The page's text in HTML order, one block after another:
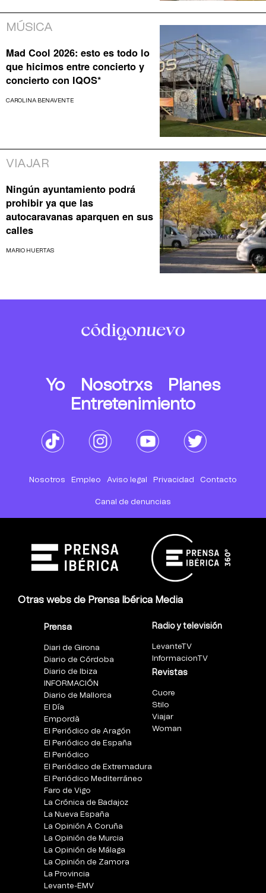
MÚSICA
Mad Cool 2026: esto es todo lo
que hicimos entre concierto y
concierto con IQOS*
CAROLINA BENAVENTE
VIAJAR
Ningún ayuntamiento podrá
prohibir ya que las
autocaravanas aparquen en sus
calles
MARIO HUERTAS
Yo Nosotrxs
Planes
Entretenimiento
Nosotros Empleo Aviso legal Privacidad Contacto
Canal de denuncias
Otras webs de Prensa Ibérica Media
Prensa
Diari de Girona
Diario de Córdoba
Diario de Ibiza
INFORMACIÓN
Diario de Mallorca
El Día
Empordà
El Periódico de Aragón
El Periódico de España
El Periódico
El Periódico de Extremadura
El Periódico Mediterráneo
Faro de Vigo
La Crónica de Badajoz
La Nueva España
La Opinión A Coruña
La Opinión de Murcia
La Opinión de Málaga
La Opinión de Zamora
La Provincia
Levante-EMV
Radio y televisión
LevanteTV
InformacionTV
Revistas
Cuore
Stilo
Viajar
Woman